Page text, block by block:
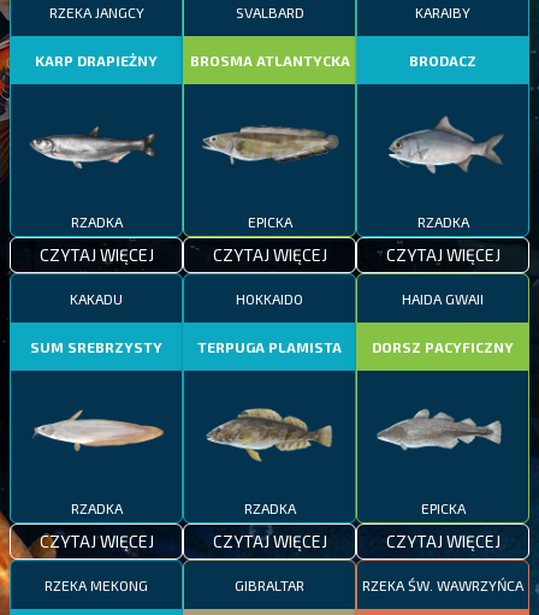
RZEKA JANGCY
KARP DRAPIEŻNY
RZADKA
CZYTAJ WIĘCEJ
SVALBARD
BROSMA ATLANTYCKA
EPICKA
CZYTAJ WIĘCEJ
KARAIBY
BRODACZ
RZADKA
CZYTAJ WIĘCEJ
KAKADU
SUM SREBRZYSTY
RZADKA
CZYTAJ WIĘCEJ
HOKKAIDO
TERPUGA PLAMISTA
RZADKA
CZYTAJ WIĘCEJ
HAIDA GWAII
DORSZ PACYFICZNY
EPICKA
CZYTAJ WIĘCEJ
RZEKA MEKONG GIBRALTAR RZEKA ŚW. WAWRZYŃCA